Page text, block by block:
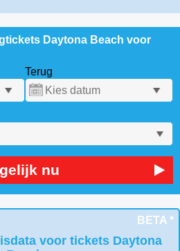
Daytona Beach voor
Terug
nu
BETA *
voor tickets Daytona